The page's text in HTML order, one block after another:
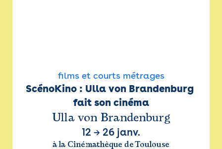
films et courts métrages
ScénoKino : Ulla von Brandenburg
fait son cinéma
Ulla von Brandenburg
12 → 26 janv.
à la Cinémathèque de Toulouse